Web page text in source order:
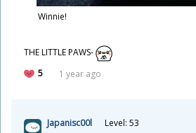
Winnie!
THE LITTLE PAWS-
5
1 year ago
Japanisc00l Level: 53